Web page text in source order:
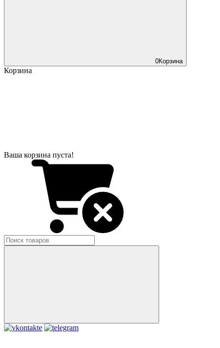
0Корзина
Корзина
Ваша корзина пуста!